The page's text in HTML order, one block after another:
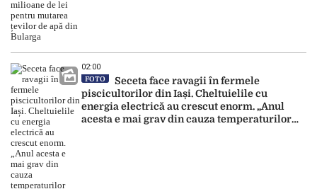
02:00
FOTO
Seceta face ravagii în fermele
piscicultorilor din Iași. Cheltuielile cu
energia electrică au crescut enorm. „Anul
acesta e mai grav din cauza temperaturilor